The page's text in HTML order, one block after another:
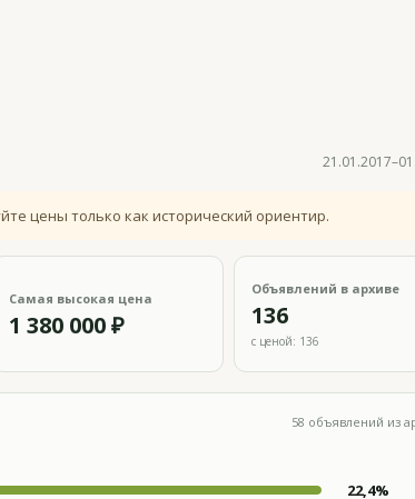
цены только как исторический ориентир.
Самая высокая цена
1 380 000 ₽
Объявлений в архиве
136
с ценой: 136
58 объявлений из
22,4%